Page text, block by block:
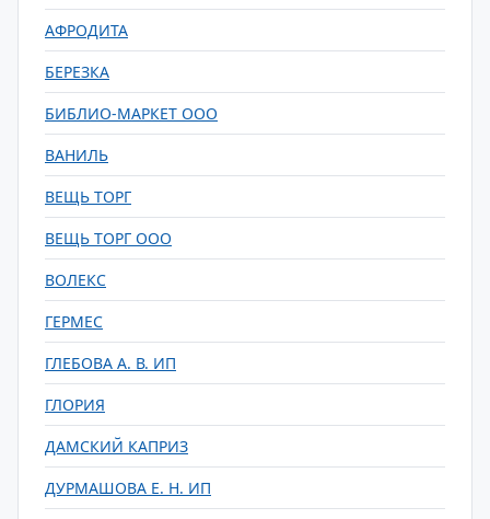
АФРОДИТА
БЕРЕЗКА
БИБЛИО-МАРКЕТ ООО
ВАНИЛЬ
ВЕЩЬ ТОРГ
ВЕЩЬ ТОРГ ООО
ВОЛЕКС
ГЕРМЕС
ГЛЕБОВА А. В. ИП
ГЛОРИЯ
ДАМСКИЙ КАПРИЗ
ДУРМАШОВА Е. Н. ИП